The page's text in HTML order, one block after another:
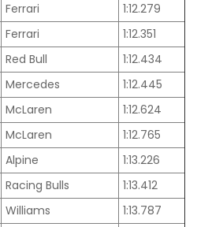
Ferrari
1:12.279
Ferrari
1:12.351
Red Bull
1:12.434
Mercedes
1:12.445
McLaren
1:12.624
McLaren
1:12.765
Alpine
1:13.226
Racing Bulls
1:13.412
Williams
1:13.787